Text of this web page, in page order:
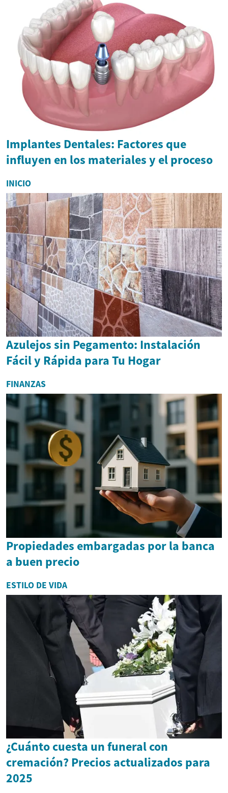
Implantes Dentales: Factores que
influyen en los materiales y el proceso
INICIO
Azulejos sin Pegamento: Instalación
Fácil y Rápida para Tu Hogar
FINANZAS
Propiedades embargadas por la banca
a buen precio
ESTILO DE VIDA
¿Cuánto cuesta un funeral con
cremación? Precios actualizados para
2025